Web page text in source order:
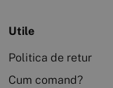
Utile
Politica de retur
Cum comand?